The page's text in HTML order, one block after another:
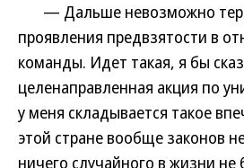
— Дальше невозможно
проявления предвзятости в
команды. Идет такая, я бы
целенаправленная акция по
у меня складывается такое
этой стране вообще законов
ничего случайного в жизни не